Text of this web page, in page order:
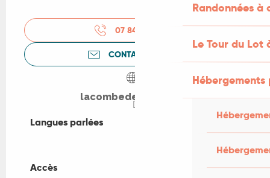
Randonnées
Le Tour du Lot
07 84 56 25
CONTACTEZ-NOUS
lacombederedoles.fr
Langues parlées
Langues parlées
Accès
Accès